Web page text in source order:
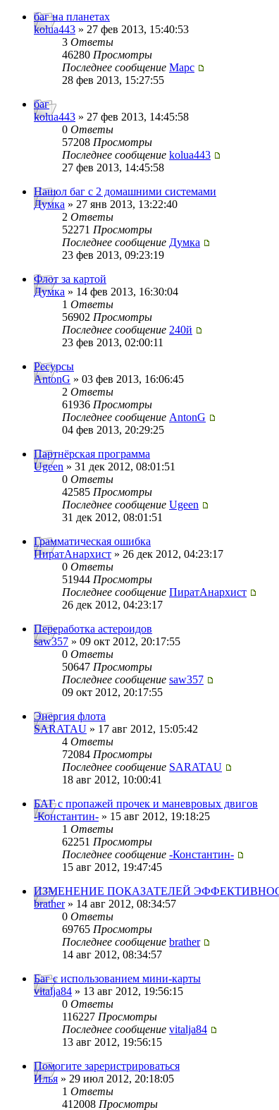
баг на планетах
kolua443 » 27 фев 2013, 15:40:53
3 Ответы
46280 Просмотры
Последнее сообщение Mapc
28 фев 2013, 15:27:55
баг
kolua443 » 27 фев 2013, 14:45:58
0 Ответы
57208 Просмотры
Последнее сообщение kolua443
27 фев 2013, 14:45:58
Нашол баг с 2 домашними системами
Думка » 27 янв 2013, 13:22:40
2 Ответы
52271 Просмотры
Последнее сообщение Думка
23 фев 2013, 09:23:19
Флот за картой
Думка » 14 фев 2013, 16:30:04
1 Ответы
56902 Просмотры
Последнее сообщение 240й
23 фев 2013, 02:00:11
Ресурсы
AntonG » 03 фев 2013, 16:06:45
2 Ответы
61936 Просмотры
Последнее сообщение AntonG
04 фев 2013, 20:29:25
Партнёрская программа
Ugeen » 31 дек 2012, 08:01:51
0 Ответы
42585 Просмотры
Последнее сообщение Ugeen
31 дек 2012, 08:01:51
Грамматическая ошибка
ПиратАнархист » 26 дек 2012, 04:23:17
0 Ответы
51944 Просмотры
Последнее сообщение ПиратАнархист
26 дек 2012, 04:23:17
Переработка астероидов
saw357 » 09 окт 2012, 20:17:55
0 Ответы
50647 Просмотры
Последнее сообщение saw357
09 окт 2012, 20:17:55
Энергия флота
SARATAU » 17 авг 2012, 15:05:42
4 Ответы
72084 Просмотры
Последнее сообщение SARATAU
18 авг 2012, 10:00:41
БАГ с пропажей прочек и маневровых двигов
-Константин- » 15 авг 2012, 19:18:25
1 Ответы
62251 Просмотры
Последнее сообщение -Константин-
15 авг 2012, 19:47:45
ИЗМЕНЕНИЕ ПОКАЗАТЕЛЕЙ
brather» 14 авг 2012, 08:34:57
0 Ответы
69765 Просмотры
Последнее сообщение brather
14 авг 2012, 08:34:57
Баг с использованием мини-карты
vitalja84 » 13 авг 2012, 19:56:15
0 Ответы
116227 Просмотры
Последнее сообщение vitalja84
13 авг 2012, 19:56:15
Помогите зареристрироваться
Илья » 29 июл 2012, 20:18:05
1 Ответы
412008 Просмотры